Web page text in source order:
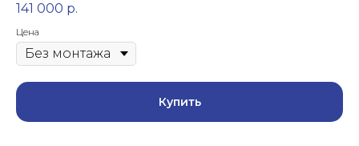
141 000 р.
Цена
Купить